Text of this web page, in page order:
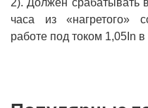
2). Должен срабатывать
часа из «нагретого»
работе под током 1,05In